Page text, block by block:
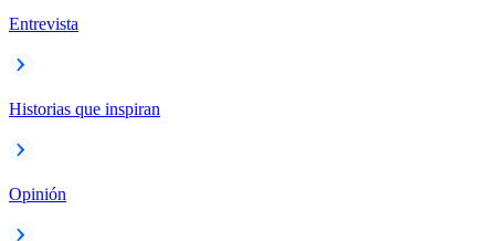
Entrevista
Historias que inspiran
Opinión